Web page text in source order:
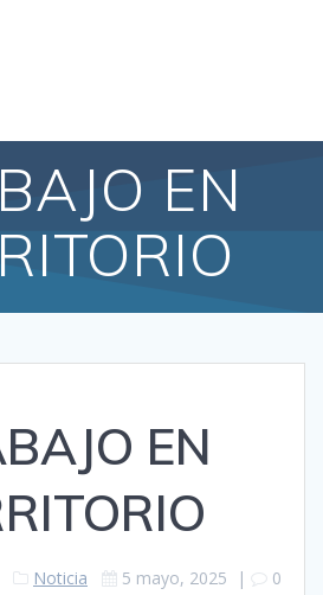
EN
EN
Noticia 5 mayo, 2025 | 0